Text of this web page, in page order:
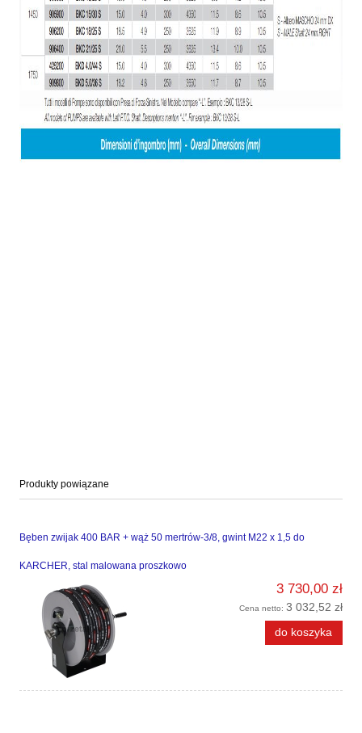
Produkty powiązane
Bęben zwijak 400 BAR + wąż 50 mertrów-3/8, gwint M22 x 1,5 do
KARCHER, stal malowana proszkowo
3 730,00 zł
Cena netto: 3 032,52 zł
do koszyka